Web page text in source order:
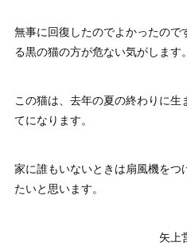
無事に回復したのでよかったの
る黒の猫の方が危ない気がします。
この猫は、去年の夏の終わりに
てになります。
家に誰もいないときは扇風機をつ
たいと思います。
矢上営業